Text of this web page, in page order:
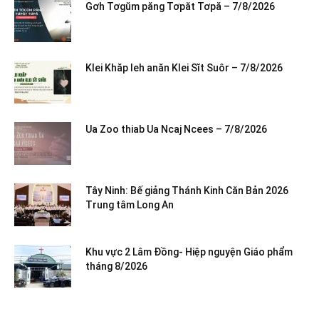
Gơh Tơgŭm păng Tơpăt Tơpă – 7/8/2026
Klei Khăp leh anăn Klei Sĭt Suôr – 7/8/2026
Ua Zoo thiab Ua Ncaj Ncees – 7/8/2026
Tây Ninh: Bế giảng Thánh Kinh Căn Bản 2026
Trung tâm Long An
Khu vực 2 Lâm Đồng- Hiệp nguyện Giáo phẩm
tháng 8/2026